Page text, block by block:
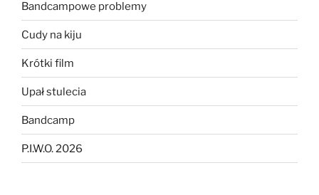
Bandcampowe problemy
Cudy na kiju
Krótki film
Upał stulecia
Bandcamp
P.I.W.O. 2026